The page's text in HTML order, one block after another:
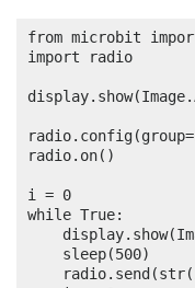
from microbit
import radio
radio.on()
i = 0
while True: